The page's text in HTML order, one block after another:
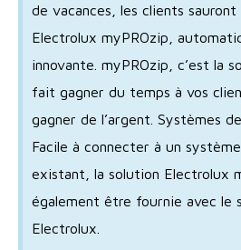
de vacances, les clients
Electrolux myPROzip,
innovante. myPROzip, c’est la
fait gagner du temps à vos
gagner de l’argent. Systèmes
Facile à connecter à un
existant, la solution Electrolux
également être fournie avec le
Electrolux.